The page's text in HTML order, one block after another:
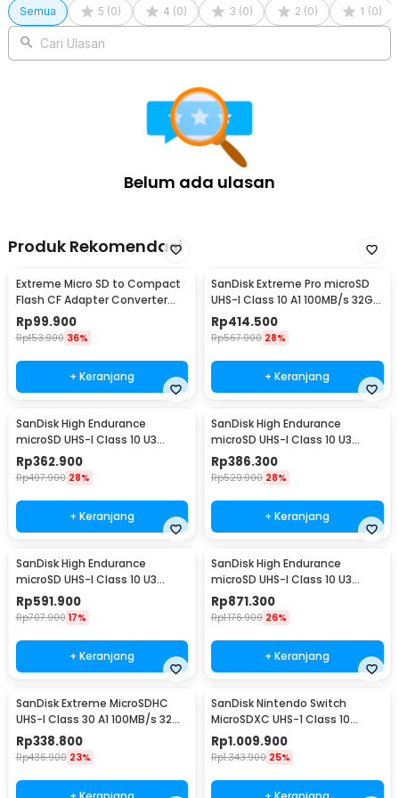
SDSQXFN
Semua 5 (0) 4 (0) 3 (0) 2 (0) 1 (0)
Cari Ulasan
Belum ada ulasan
Produk Rekomendasi
Extreme Micro SD to Compact
Flash CF Adapter Converter
Type I UDMA - TSR58
Rp99.900
Rp153.900 36%
+ Keranjang
SanDisk Extreme Pro microSD
UHS-I Class 10 A1 100MB/s 32GB
- SDSQXCG
Rp414.500
Rp567.900 28%
+ Keranjang
SanDisk High Endurance
microSD UHS-I Class 10 U3
100MB/s 32GB - SDSQQNR
Rp362.900
Rp497.900 28%
+ Keranjang
SanDisk High Endurance
microSD UHS-I Class 10 U3
100MB/s 64GB - SDSQQNR
Rp386.300
Rp529.900 28%
+ Keranjang
SanDisk High Endurance
microSD UHS-I Class 10 U3
100MB/s 128GB - SDSQQNR
Rp591.900
Rp707.900 17%
+ Keranjang
SanDisk High Endurance
microSD UHS-I Class 10 U3
100MB/s 256GB - SDSQQNR
Rp871.300
Rp1.176.900 26%
+ Keranjang
SanDisk Extreme MicroSDHC
UHS-I Class 30 A1 100MB/s 32GB
- SDSQXAF-GN6MN
Rp338.800
Rp436.900 23%
SanDisk Nintendo Switch
MicroSDXC UHS-1 Class 10
100MB/s 256GB - SDSQXAO
Rp1.009.900
Rp1.343.900 25%